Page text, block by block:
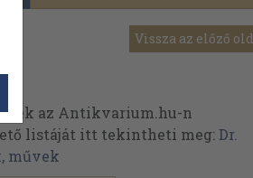
Vissza az előző
az Antikvarium.hu-n
listáját itt tekintheti meg:Dr.
művek